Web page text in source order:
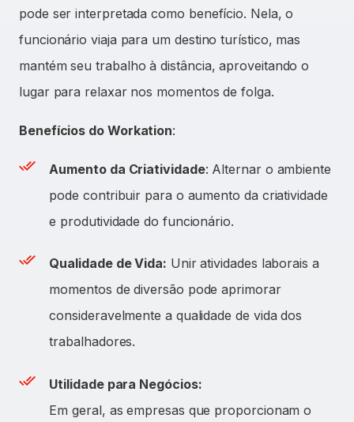
pode ser interpretada como benefício. Nela, o
funcionário viaja para um destino turístico, mas
mantém seu trabalho à distância, aproveitando o
lugar para relaxar nos momentos de folga.
Benefícios do Workation:
Aumento da Criatividade: Alternar o ambiente
pode contribuir para o aumento da criatividade
e produtividade do funcionário.
Qualidade de Vida: Unir atividades laborais a
momentos de diversão pode aprimorar
consideravelmente a qualidade de vida dos
trabalhadores.
Utilidade para Negócios:
Em geral, as empresas que proporcionam o